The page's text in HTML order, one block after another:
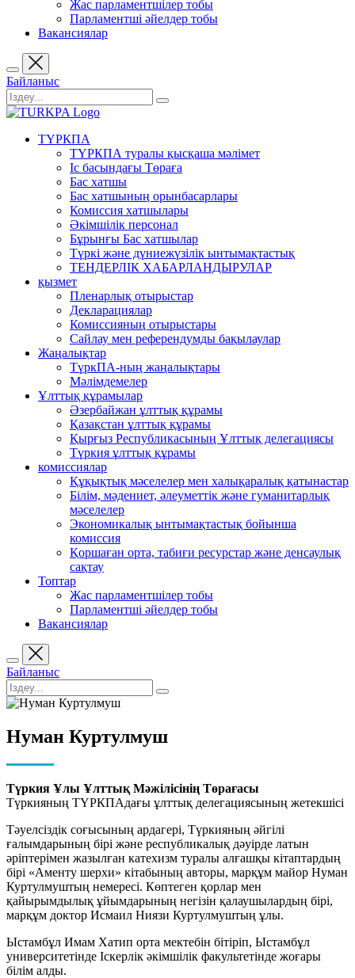
Жас парламентшілер тобы
Парламентші әйелдер тобы
Вакансиялар
Байланыс
ТҮРКПА
ТҮРКПА туралы қысқаша мәлімет
Iс басындағы Төраға
Бас хатшы
Бас хатшының орынбасарлары
Комиссия хатшылары
Әкімшілік персонал
Бұрынғы Бас хатшылар
Түркі және дүниежүзілік ынтымақтастық
ТЕНДЕРЛІК ХАБАРЛАНДЫРУЛАР
қызмет
Пленарлық отырыстар
Декларациялар
Комиссияның отырыстары
Сайлау мен референдумды бақылаулар
Жаңалықтар
ТүркПА-ның жаңалықтары
Мәлімдемелер
Ұлттық құрамылар
Әзербайжан ұлттық құрамы
Қазақстан ұлттық құрамы
Қырғыз Республикасының Ұлттық делегациясы
Түркия ұлттық құрамы
комиссиялар
Құқықтық мәселелер мен халықаралық қатынастар
Білім, мәдениет, әлеуметтік және гуманитарлық
мәселелер
Экономикалық ынтымақтастық бойынша
комиссия
Қоршаған орта, табиғи ресурстар және денсаулық
сақтау
Топтар
Жас парламентшілер тобы
Парламентші әйелдер тобы
Вакансиялар
Байланыс
Нуман Куртулмуш
Түркия Ұлы Ұлттық Мәжілісінің Төрағасы
Түркияның ТҮРКПАдағы ұлттық делегациясының жетекшісі
Тәуелсіздік соғысының ардагері, Түркияның әйгілі
ғалымдарының бірі және республикалық дәуірде латын
әріптерімен жазылған катехизм туралы алғашқы кітаптардың
бірі «Аменту шерхи» кітабының авторы, марқұм майор Нуман
Куртулмуштың немересі. Көптеген қорлар мен
қайырымдылық ұйымдарының негізін қалаушылардың бірі,
марқұм доктор Исмаил Ниязи Куртулмуштың ұлы.
Ыстамбұл Имам Хатип орта мектебін бітіріп, Ыстамбұл
университетінде Іскерлік әкімшілік факультетінде жоғары
білім алды.